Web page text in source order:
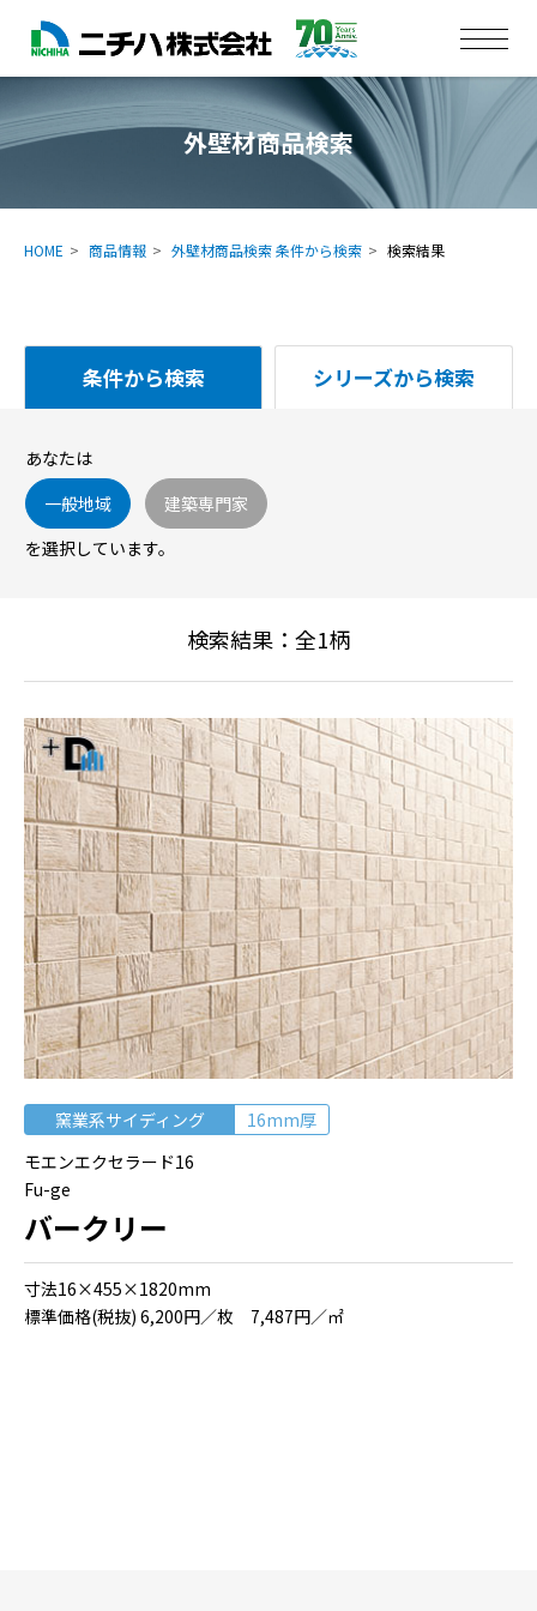
外壁材商品検索
HOME 商品情報 外壁材商品検索 条件から検索 検索結果
条件から検索 シリーズから検索
あなたは
一般地域
建築専門家
を選択しています。
検索結果：全1柄
窯業系サイディング
16mm厚
モエンエクセラード16
Fu-ge
バークリー
⼨法16×455×1820mm
標準価格(税抜) 6,200円／枚 7,487円／㎡